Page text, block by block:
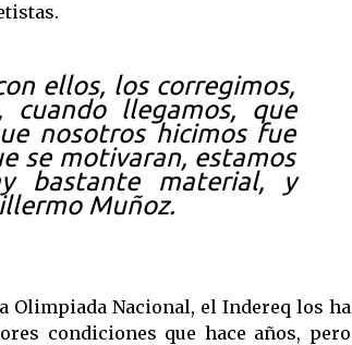
ellos, los corregimos,
llegamos, que
nosotros hicimos fue
se motivaran, estamos
bastante material, y
Muñoz.
Olimpiada Nacional, el Indereq los ha
condiciones que hace años, pero